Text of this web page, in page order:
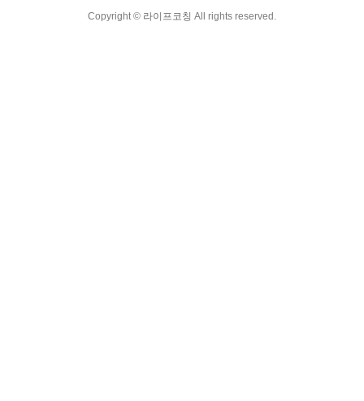
Copyright © 라이프코칭 All rights reserved.
TistoryWhaleSkin3.4